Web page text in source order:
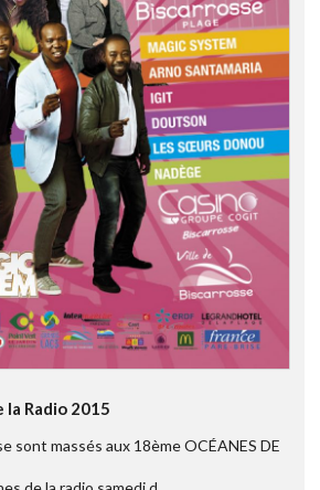
la Radio 2015
sont massés aux 18ème OCÉANES DE